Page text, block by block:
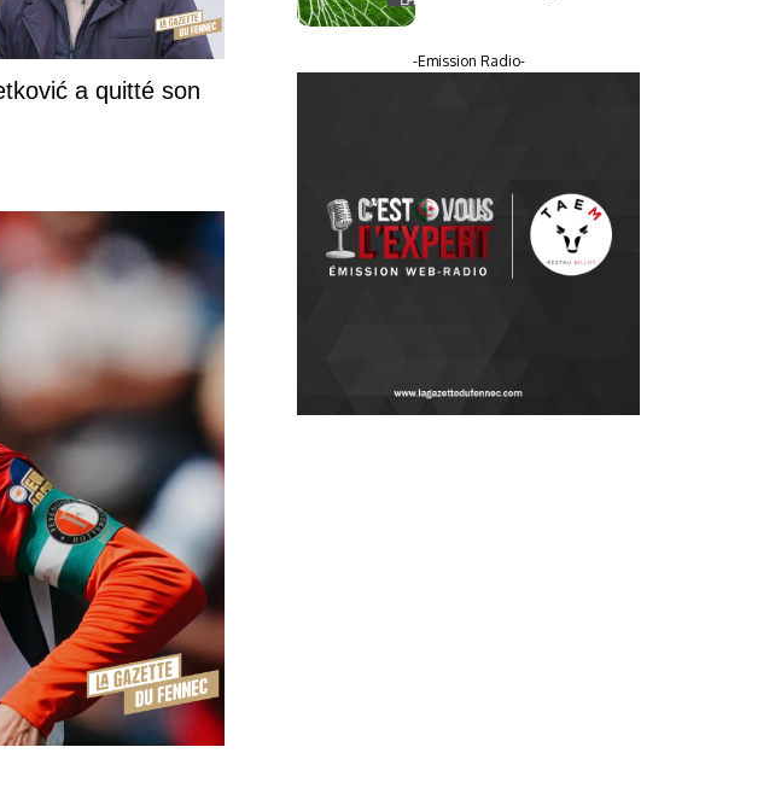
a quitté son
-Emission Radio-